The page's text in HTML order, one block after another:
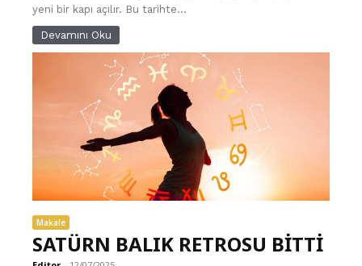
yeni bir kapı açılır. Bu tarihte...
Devamını Oku
Makale
SATÜRN BALIK RETROSU BİTTİ